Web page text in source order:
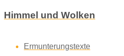
Himmel und Wolken
Ermunterungstexte